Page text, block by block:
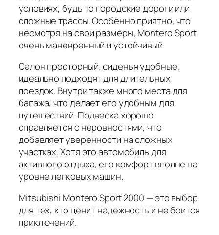
условиях, будь то городские дороги или
сложные трассы. Особенно приятно, что
несмотря на свои размеры, Montero Sport
очень маневренный и устойчивый.
Салон просторный, сиденья удобные,
идеально подходят для длительных
поездок. Внутри также много места для
багажа, что делает его удобным для
путешествий. Подвеска хорошо
справляется с неровностями, что
добавляет уверенности на сложных
участках. Хотя это автомобиль для
активного отдыха, его комфорт вполне на
уровне легковых машин.
Mitsubishi Montero Sport 2000 — это выбор
для тех, кто ценит надежность и не боится
приключений.